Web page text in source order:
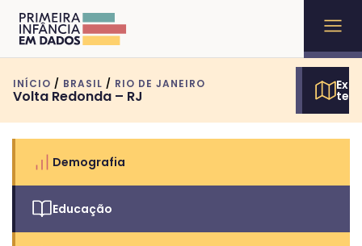
INÍCIO / BRASIL / RIO DE JANEIRO
Volta Redonda – RJ
Demografia
Educação